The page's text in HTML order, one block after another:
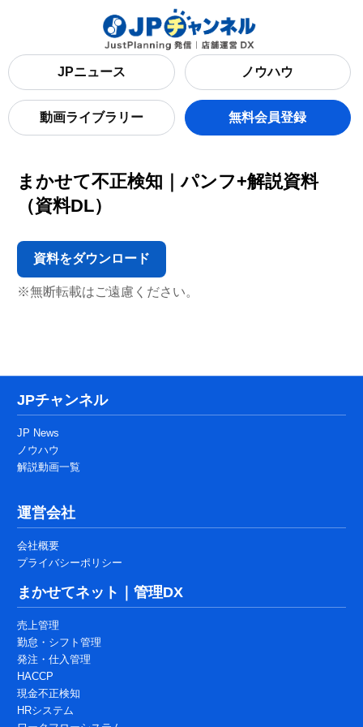
JPニュース ノウハウ
動画ライブラリー 無料会員登録
まかせて不正検知｜パンフ+解説資料
（資料DL）
ダ
ン
ロ
ダ
ン
ロ
資料をダウンロード
※無断転載はご遠慮ください。
JPチャンネル
JP News
ノウハウ
解説動画一覧
運営会社
会社概要
プライバシーポリシー
まかせてネット｜管理DX
売上管理
勤怠・シフト管理
発注・仕入管理
HACCP
現金不正検知
HRシステム